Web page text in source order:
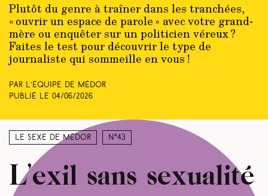
Plutôt du genre à traîner dans les tranchées,
« ouvrir un espace de parole » avec votre grand-
mère ou enquêter sur un politicien véreux ?
Faites le test pour découvrir le type de
journaliste qui sommeille en vous !
Par L’équipe de Médor
Publié le 04/06/2026
Le sexe de Médor N°43
L’exil sans sexualité